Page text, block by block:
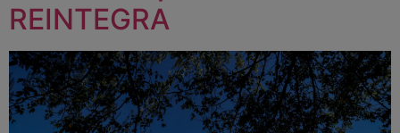
REINTEGRA